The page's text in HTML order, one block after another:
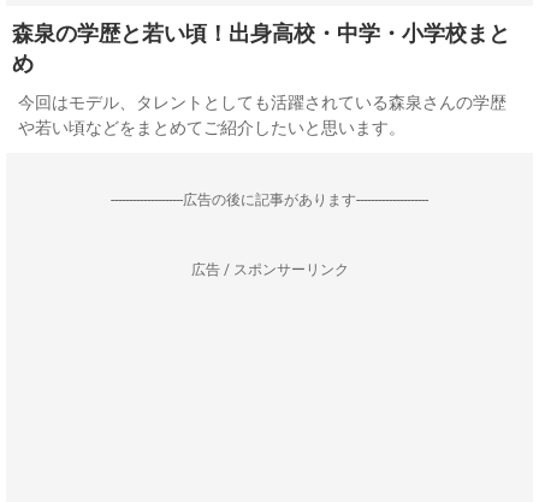
森泉の学歴と若い頃！出身高校・中学・小学校まと
め
今回はモデル、タレントとしても活躍されている森泉さんの学歴
や若い頃などをまとめてご紹介したいと思います。
--------------------広告の後に記事があります--------------------
広告 / スポンサーリンク